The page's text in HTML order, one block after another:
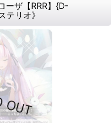
ーザ【RRR】{D-
テリオ》